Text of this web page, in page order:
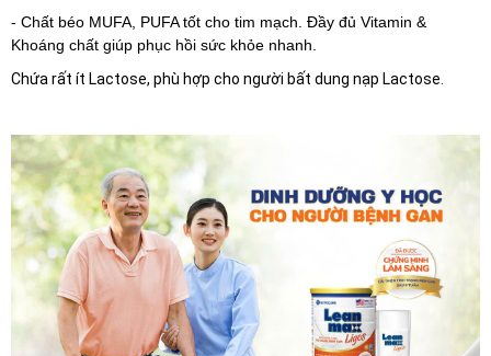
- Chất béo MUFA, PUFA tốt cho tim mạch. Đầy đủ Vitamin &
Khoáng chất giúp phục hồi sức khỏe nhanh.
Chứa rất ít Lactose, phù hợp cho người bất dung nạp Lactose.